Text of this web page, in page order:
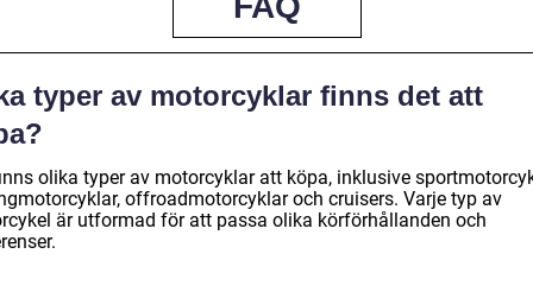
typer av motorcyklar finns det att
olika typer av motorcyklar att köpa, inklusive
offroadmotorcyklar och cruisers. Varje typ av
är utformad för att passa olika körförhållanden och